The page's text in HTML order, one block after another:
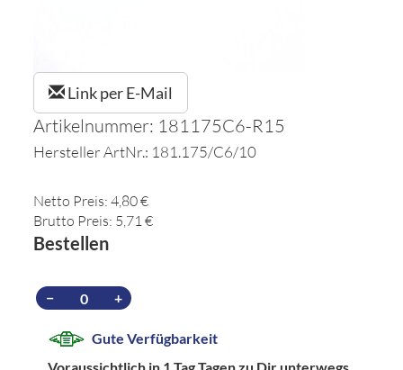
Link per E-Mail
Artikelnummer: 181175C6-R15
Hersteller ArtNr.: 181.175/C6/10
Netto Preis: 4,80 €
Brutto Preis: 5,71 €
Bestellen
− +
Gute Verfügbarkeit
Voraussichtlich in 1 Tag Tagen zu Dir unterwegs